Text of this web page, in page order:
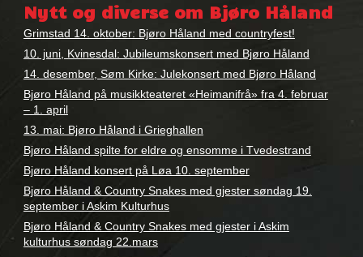
håland
Nytt og diverse om Bjøro Håland
Grimstad 14. oktober: Bjøro Håland med countryfest!
10. juni, Kvinesdal: Jubileumskonsert med Bjøro Håland
14. desember, Søm Kirke: Julekonsert med Bjøro Håland
Bjøro Håland på musikkteateret «Heimanifrå» fra 4. februar
– 1. april
13. mai: Bjøro Håland i Grieghallen
Bjøro Håland spilte for eldre og ensomme i Tvedestrand
Bjøro Håland konsert på Løa 10. september
Bjøro Håland & Country Snakes med gjester søndag 19.
september i Askim Kulturhus
Bjøro Håland & Country Snakes med gjester i Askim
kulturhus søndag 22.mars